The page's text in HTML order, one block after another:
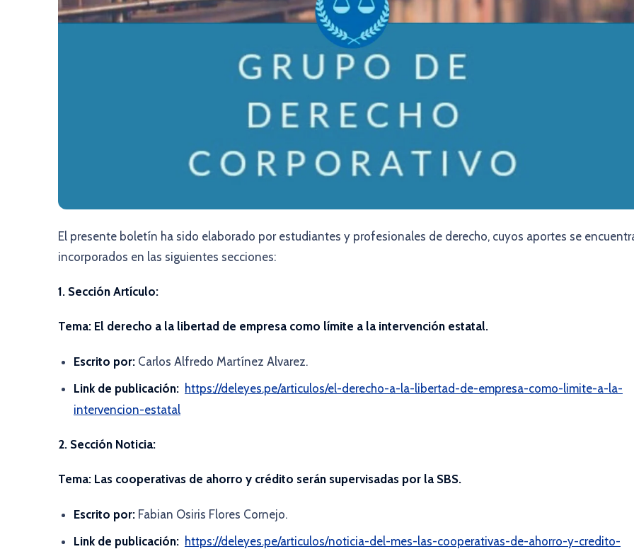
El presente boletín ha sido elaborado por estudiantes y profesionales de derecho, cuyos aportes se
incorporados en las siguientes secciones:
1. Sección Artículo:
Tema: El derecho a la libertad de empresa como límite a la intervención estatal.
Escrito por: Carlos Alfredo Martínez Alvarez.
Link de publicación: https://deleyes.pe/articulos/el-derecho-a-la-libertad-de-empresa-como-limite-a-la-
intervencion-estatal
2. Sección Noticia:
Tema: Las cooperativas de ahorro y crédito serán supervisadas por la SBS.
Escrito por: Fabian Osiris Flores Cornejo.
Link de publicación: https://deleyes.pe/articulos/noticia-del-mes-las-cooperativas-de-ahorro-y-credito-